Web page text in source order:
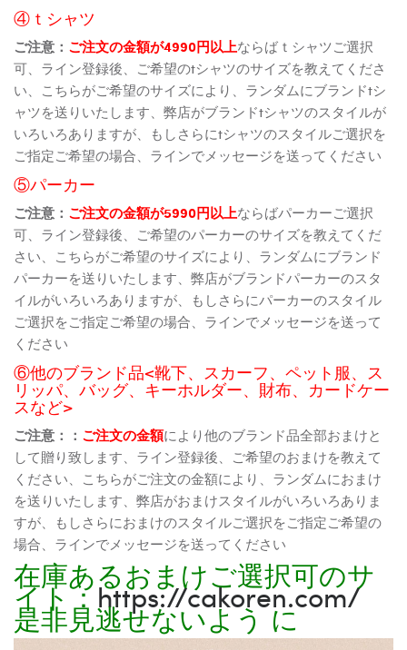
④ｔシャツ
ご注意： ご注文の金額が4990円以上ならばｔシャツご選択
可、ライン登録後、ご希望のtシャツのサイズを教えてくださ
い、こちらがご希望のサイズにより、ランダムにブランドtシ
ャツを送りいたします、弊店がブランドtシャツのスタイルが
いろいろありますが、もしさらにtシャツのスタイルご選択を
ご指定ご希望の場合、ラインでメッセージを送ってください
⑤パーカー
ご注意： ご注文の金額が5990円以上ならばパーカーご選択
可、ライン登録後、ご希望のパーカーのサイズを教えてくだ
さい、こちらがご希望のサイズにより、ランダムにブランド
パーカーを送りいたします、弊店がブランドパーカーのスタ
イルがいろいろありますが、もしさらにパーカーのスタイル
ご選択をご指定ご希望の場合、ラインでメッセージを送って
ください
⑥他のブランド品<靴下、スカーフ、ペット服、ス
リッパ、バッグ、キーホルダー、財布、カードケー
スなど>
ご注意：： ご注文の金額により他のブランド品全部おまけと
して贈り致します、ライン登録後、ご希望のおまけを教えて
ください、こちらがご注文の金額により、ランダムにおまけ
を送りいたします、弊店がおまけスタイルがいろいろありま
すが、もしさらにおまけのスタイルご選択をご指定ご希望の
場合、ラインでメッセージを送ってください
在庫あるおまけご選択可のサ
イト：https://cakoren.com/
是非見逃せないよう に